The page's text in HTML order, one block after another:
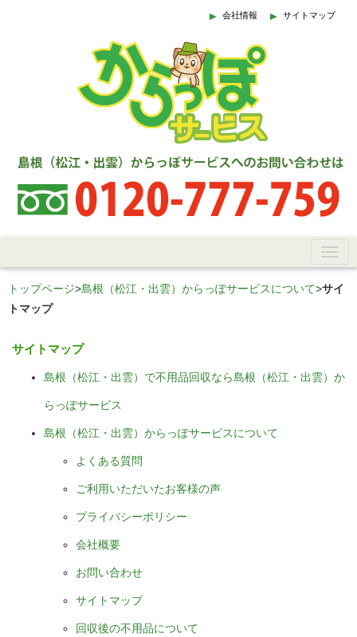
会社情報 サイトマップ
トップページ>島根（松江・出雲）からっぽサービスについて>サイ
トマップ
サイトマップ
島根（松江・出雲）で不用品回収なら島根（松江・出雲）か
らっぽサービス
島根（松江・出雲）からっぽサービスについて
よくある質問
ご利用いただいたお客様の声
プライバシーポリシー
会社概要
お問い合わせ
サイトマップ
回収後の不用品について